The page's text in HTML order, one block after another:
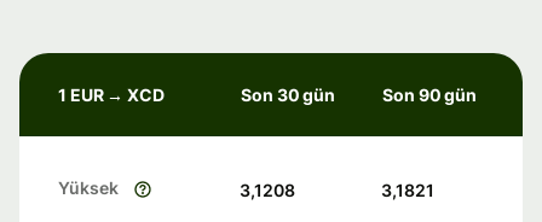
1 EUR → XCD Son 30 gün Son 90 gün
Yüksek 3,1208 3,1821